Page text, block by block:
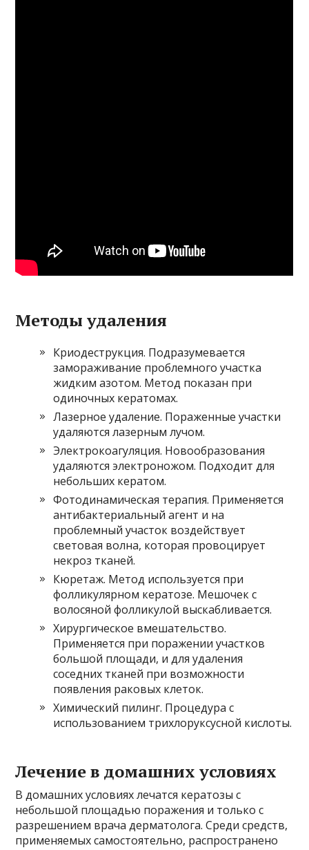
Методы удаления
Криодеструкция. Подразумевается
замораживание проблемного участка
жидким азотом. Метод показан при
одиночных кератомах.
Лазерное удаление. Пораженные участки
удаляются лазерным лучом.
Электрокоагуляция. Новообразования
удаляются электроножом. Подходит для
небольших кератом.
Фотодинамическая терапия. Применяется
антибактериальный агент и на
проблемный участок воздействует
световая волна, которая провоцирует
некроз тканей.
Кюретаж. Метод используется при
фолликулярном кератозе. Мешочек с
волосяной фолликулой выскабливается.
Хирургическое вмешательство.
Применяется при поражении участков
большой площади, и для удаления
соседних тканей при возможности
появления раковых клеток.
Химический пилинг. Процедура с
использованием трихлоруксусной кислоты.
Лечение в домашних условиях
В домашних условиях лечатся кератозы с
небольшой площадью поражения и только с
разрешением врача дерматолога. Среди средств,
применяемых самостоятельно, распространено